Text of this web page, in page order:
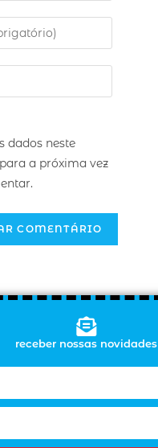
dados neste
a próxima vez
receber nossas novidades